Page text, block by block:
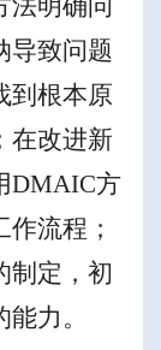
法明确问
导致问题
到根本原
在改进新
DMAIC方
流程；
制定，初
力。